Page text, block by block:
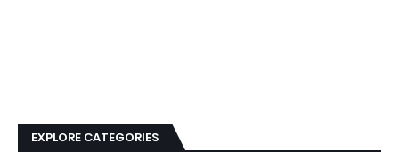
EXPLORE CATEGORIES